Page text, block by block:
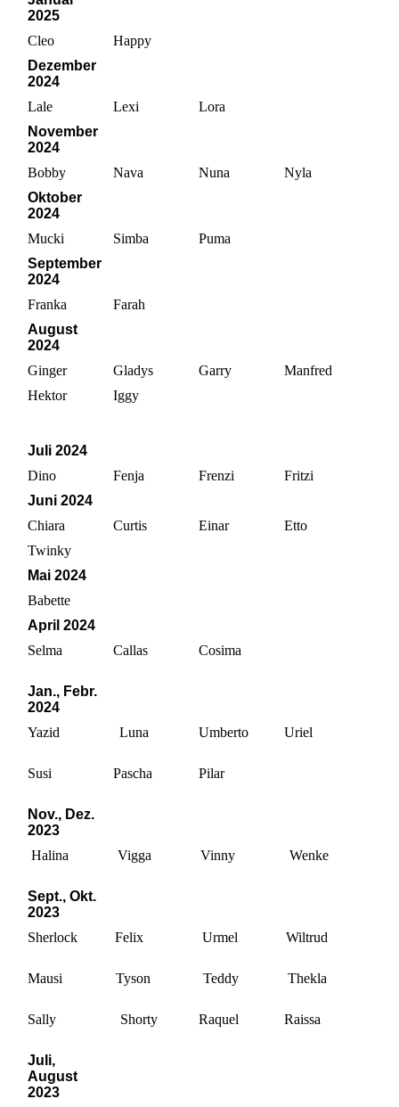
2025
Cleo
Happy
Dezember
2024
Lale
Lexi
Lora
November
2024
Bobby
Nava Nuna
Nyla
Oktober
2024
Mucki
Simba
Puma
September
2024
Franka
Farah
August
2024
Ginger
Gladys Garry
Manfred
Hektor
Iggy
Juli 2024
Dino
Fenja Frenzi
Fritzi
Juni 2024
Chiara
Curtis Einar
Etto
Twinky
Mai 2024
Babette
April 2024
Selma
Callas Cosima
Jan., Febr.
2024
Yazid
Luna Umberto Uriel
Susi Pascha Pilar
Nov., Dez.
2023
Halina
Vigga Vinny Wenke
Sept., Okt.
2023
Sherlock
Felix Urmel Wiltrud
Mausi Tyson Teddy Thekla
Sally Shorty Raquel Raissa
Juli,
August
2023